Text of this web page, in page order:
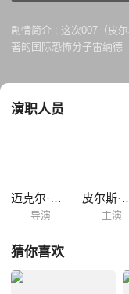
剧情简介 : 这次007（皮
著的国际恐怖分子雷纳德
石油供给权，雷纳德杀害
须驾着高速快艇从西班牙
演职人员
迈克尔·艾普特
导演
皮尔斯·
主演
猜你喜欢